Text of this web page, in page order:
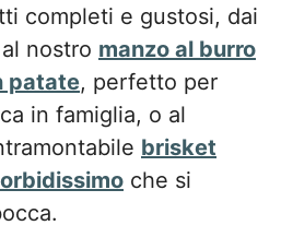
completi e gustosi, dai
nostro manzo al burro
patate, perfetto per
in famiglia, o al
brisket
che si